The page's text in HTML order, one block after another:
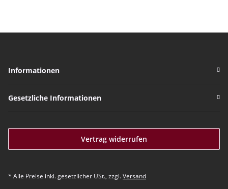
Informationen
Gesetzliche Informationen
Vertrag widerrufen
* Alle Preise inkl. gesetzlicher USt., zzgl.Versand